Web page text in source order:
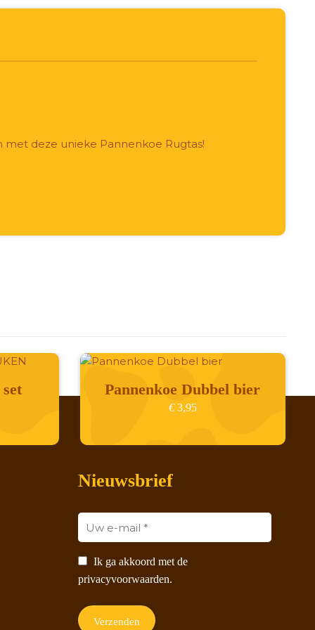
deze unieke Pannenkoe Rugtas!
Pannenkoe Dubbel bier
€3,95
Nieuwsbrief
Ik ga akkoord met de
privacyvoorwaarden.